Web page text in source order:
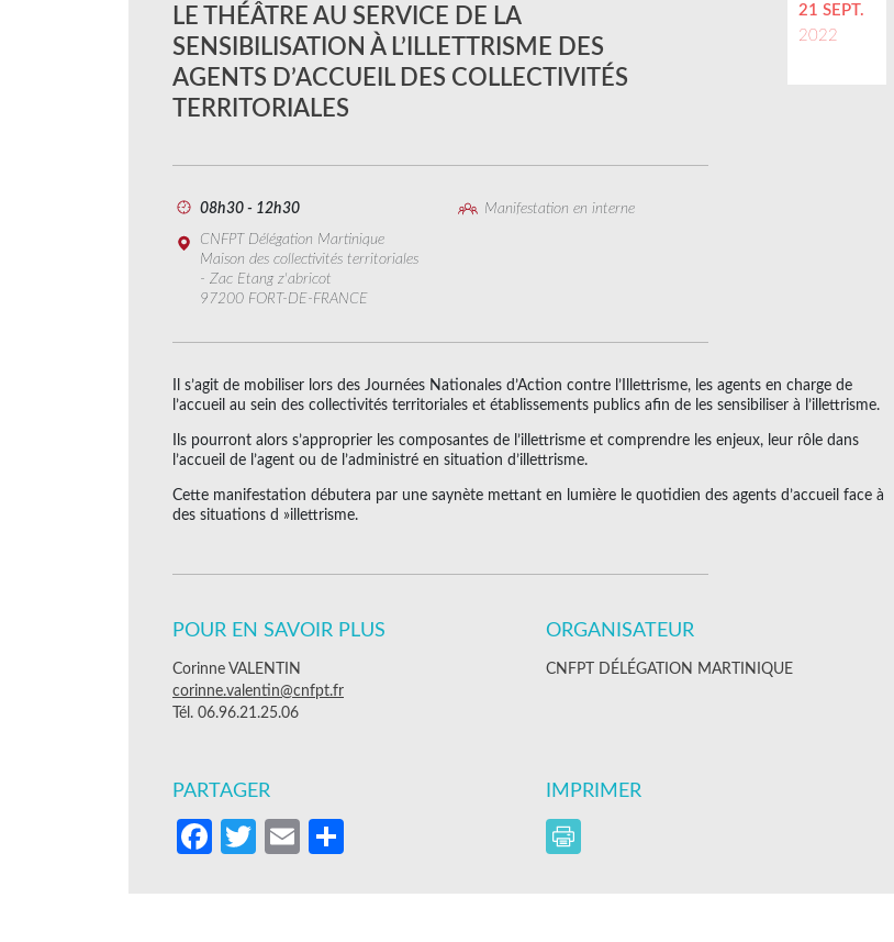
21 SEPT.
2022
LE THÉÂTRE AU SERVICE DE LA
SENSIBILISATION À L’ILLETTRISME DES
AGENTS D’ACCUEIL DES COLLECTIVITÉS
TERRITORIALES
08h30 - 12h30
Manifestation en interne
CNFPT Délégation Martinique
Maison des collectivités territoriales
- Zac Etang z'abricot
97200 FORT-DE-FRANCE
Il s’agit de mobiliser lors des Journées Nationales d’Action contre l’Illettrisme, les agents en charge de
l’accueil au sein des collectivités territoriales et établissements publics afin de les sensibiliser à l’illettrisme.
Ils pourront alors s’approprier les composantes de l’illettrisme et comprendre les enjeux, leur rôle dans
l’accueil de l’agent ou de l’administré en situation d’illettrisme.
Cette manifestation débutera par une saynète mettant en lumière le quotidien des agents d’accueil face à
des situations d »illettrisme.
POUR EN SAVOIR PLUS
Corinne VALENTIN
corinne.valentin@cnfpt.fr
Tél. 06.96.21.25.06
ORGANISATEUR
CNFPT DÉLÉGATION MARTINIQUE
PARTAGER
Facebook
Twitter
Email
IMPRIMER